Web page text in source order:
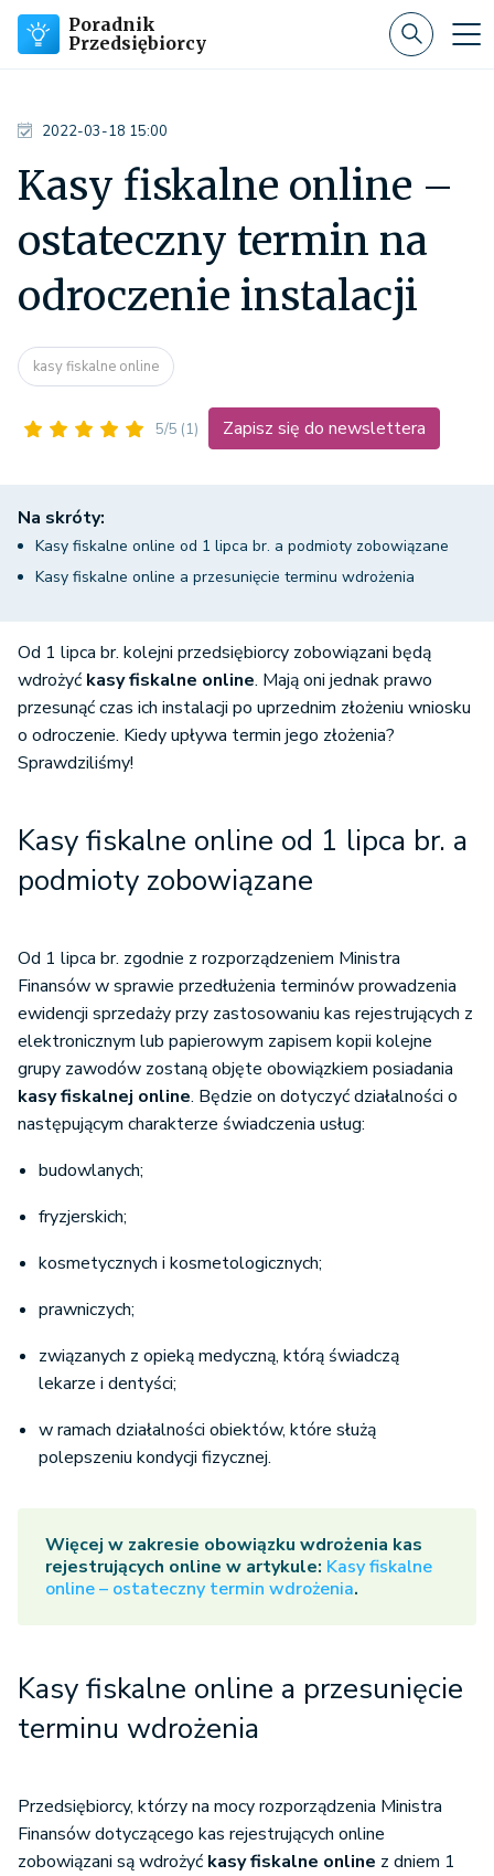
Poradnik
Przedsiębiorcy
2022-03-18 15:00
Kasy fiskalne online –
ostateczny termin na
odroczenie instalacji
kasy fiskalne online
5/5 (1) Zapisz się do newslettera
Na skróty:
Kasy fiskalne online od 1 lipca br. a podmioty zobowiązane
Kasy fiskalne online a przesunięcie terminu wdrożenia
Od 1 lipca br. kolejni przedsiębiorcy zobowiązani będą
wdrożyć kasy fiskalne online. Mają oni jednak prawo
przesunąć czas ich instalacji po uprzednim złożeniu wniosku
o odroczenie. Kiedy upływa termin jego złożenia?
Sprawdziliśmy!
Kasy fiskalne online od 1 lipca br. a
podmioty zobowiązane
Od 1 lipca br. zgodnie z rozporządzeniem Ministra
Finansów w sprawie przedłużenia terminów prowadzenia
ewidencji sprzedaży przy zastosowaniu kas rejestrujących z
elektronicznym lub papierowym zapisem kopii kolejne
grupy zawodów zostaną objęte obowiązkiem posiadania
kasy fiskalnej online. Będzie on dotyczyć działalności o
następującym charakterze świadczenia usług:
budowlanych;
fryzjerskich;
kosmetycznych i kosmetologicznych;
prawniczych;
związanych z opieką medyczną, którą świadczą
lekarze i dentyści;
w ramach działalności obiektów, które służą
polepszeniu kondycji fizycznej.
Więcej w zakresie obowiązku wdrożenia kas
rejestrujących online w artykule: Kasy fiskalne
online – ostateczny termin wdrożenia.
Kasy fiskalne online a przesunięcie
terminu wdrożenia
Przedsiębiorcy, którzy na mocy rozporządzenia Ministra
Finansów dotyczącego kas rejestrujących online
zobowiązani są wdrożyć kasy fiskalne online z dniem 1